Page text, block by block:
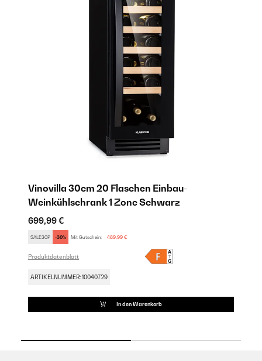
Vinovilla 30cm 20 Flaschen Einbau-
Weinkühlschrank 1 Zone Schwarz
699,99 €
SALE30P -30% Mit Gutschein: 489,99 €
Produktdatenblatt
ARTIKELNUMMER: 10040729
In den Warenkorb